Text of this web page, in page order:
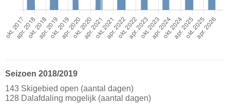
Seizoen 2018/2019
143 Skigebied open (aantal dagen)
128 Dalafdaling mogelijk (aantal dagen)